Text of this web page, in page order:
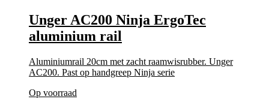
Unger AC200 Ninja ErgoTec
aluminium rail
Aluminiumrail 20cm met zacht raamwisrubber. Unger
AC200. Past op handgreep Ninja serie
Op voorraad